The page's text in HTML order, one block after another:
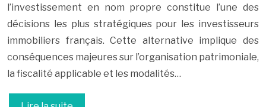
l’investissement en nom propre constitue l’une des
décisions les plus stratégiques pour les investisseurs
immobiliers français. Cette alternative implique des
conséquences majeures sur l’organisation patrimoniale,
la fiscalité applicable et les modalités…